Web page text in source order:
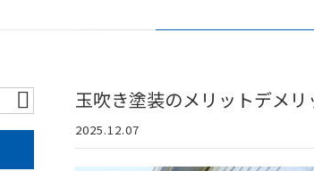
玉吹き塗装のメリットデメ
2025.12.07